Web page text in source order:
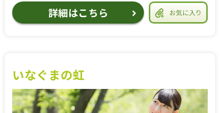
お気に入り
詳細はこちら
いなぐまの虹